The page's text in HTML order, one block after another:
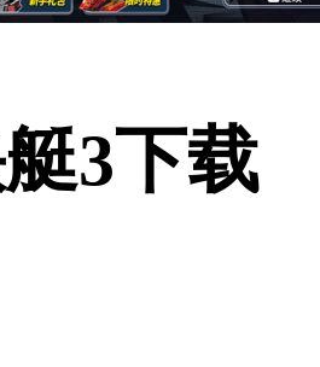
3下载